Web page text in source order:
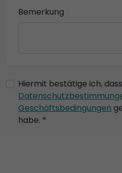
Bemerkung
Hiermit bestätige ich,
Geschäftsbedingungen
habe. *